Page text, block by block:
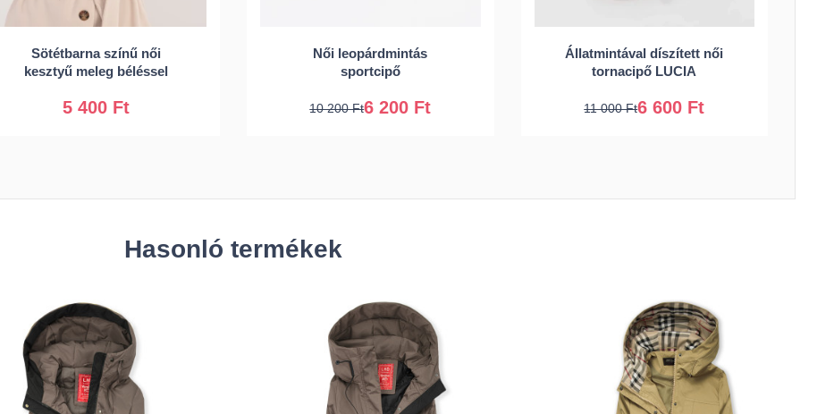
Sötétbarna színű női
kesztyű meleg béléssel
5 400 Ft
S/M L/XL
Női leopárdmintás
sportcipő
6 200 Ft
10 200 Ft
40 41
Állatmintával díszített női
tornacipő LUCIA
6 600 Ft
11 000 Ft
40 41
Hasonló termékek